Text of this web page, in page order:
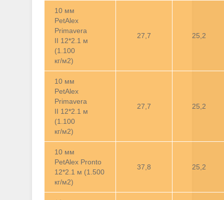
10 мм
PetAlex
Primavera
II 12*2.1 м
(1.100
кг/м2)
27,7 25,2
10 мм
PetAlex
Primavera
II 12*2.1 м
(1.100
кг/м2)
27,7 25,2
10 мм
PetAlex Pronto
12*2.1 м (1.500
кг/м2)
37,8 25,2